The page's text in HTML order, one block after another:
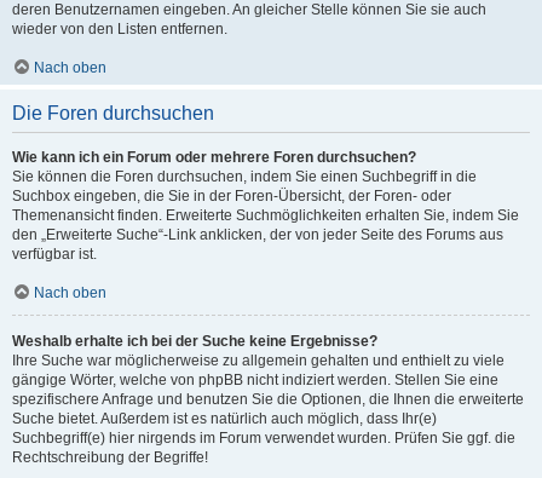
deren Benutzernamen eingeben. An gleicher Stelle können Sie sie auch
wieder von den Listen entfernen.
Nach oben
Die Foren durchsuchen
Wie kann ich ein Forum oder mehrere Foren durchsuchen?
Sie können die Foren durchsuchen, indem Sie einen Suchbegriff in die
Suchbox eingeben, die Sie in der Foren-Übersicht, der Foren- oder
Themenansicht finden. Erweiterte Suchmöglichkeiten erhalten Sie, indem Sie
den „Erweiterte Suche“-Link anklicken, der von jeder Seite des Forums aus
verfügbar ist.
Nach oben
Weshalb erhalte ich bei der Suche keine Ergebnisse?
Ihre Suche war möglicherweise zu allgemein gehalten und enthielt zu viele
gängige Wörter, welche von phpBB nicht indiziert werden. Stellen Sie eine
spezifischere Anfrage und benutzen Sie die Optionen, die Ihnen die erweiterte
Suche bietet. Außerdem ist es natürlich auch möglich, dass Ihr(e)
Suchbegriff(e) hier nirgends im Forum verwendet wurden. Prüfen Sie ggf. die
Rechtschreibung der Begriffe!